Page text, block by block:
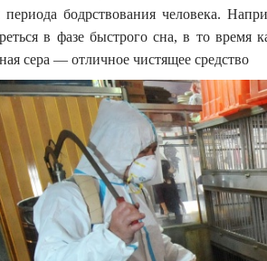
периода бодрствования человека.
в фазе быстрого сна, в то время
сера — отличное чистящее средство